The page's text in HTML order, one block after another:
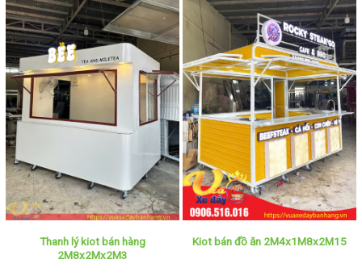
Thanh lý kiot bán hàng
2M8x2Mx2M3
Kiot bán đồ ăn 2M4x1M8x2M15